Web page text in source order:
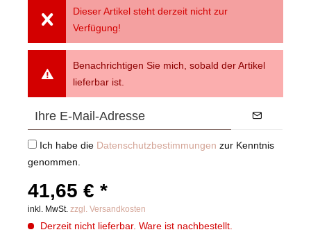
Dieser Artikel steht derzeit nicht zur
Verfügung!
Benachrichtigen Sie mich, sobald der Artikel
lieferbar ist.
Ich habe die Datenschutzbestimmungen zur Kenntnis
genommen.
41,65 € *
inkl. MwSt. zzgl. Versandkosten
Derzeit nicht lieferbar. Ware ist nachbestellt.